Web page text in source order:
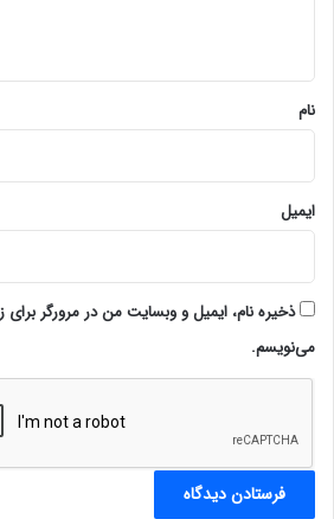
نام
ایمیل
ذخیره نام، ایمیل و وبسایت من در مرورگر برای
می‌نویسم.